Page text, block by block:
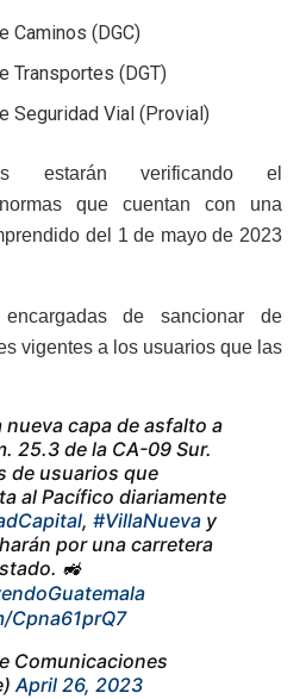
Caminos (DGC)
Transportes (DGT)
Seguridad Vial (Provial)
estarán verificando el
que cuentan con una
del 1 de mayo de 2023
de sancionar de
vigentes a los usuarios que las
capa de asfalto a
25.3 de la CA-09 Sur.
de usuarios que
al Pacífico diariamente
, #VillaNueva y
por una carretera
🚜
Cpna61prQ7
Comunicaciones
April 26, 2023